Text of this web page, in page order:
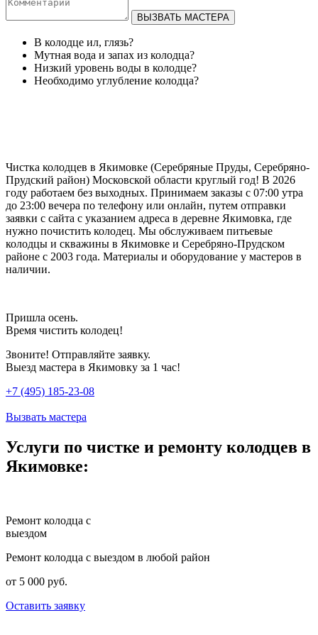
ВЫЗВАТЬ МАСТЕРА
В колодце ил, глязь?
Мутная вода и запах из колодца?
Низкий уровень воды в колодце?
Необходимо углубление колодца?
Чистка колодцев в Якимовке (Серебряные Пруды, Серебряно-
Прудский район) Московской области круглый год! В 2026
году работаем без выходных. Принимаем заказы с 07:00 утра
до 23:00 вечера по телефону или онлайн, путем отправки
заявки с сайта с указанием адреса в деревне Якимовка, где
нужно почистить колодец. Мы обслуживаем питьевые
колодцы и скважины в Якимовке и Серебряно-Прудском
районе с 2003 года. Материалы и оборудование у мастеров в
наличии.
Пришла осень.
Время чистить колодец!
Звоните! Отправляйте заявку.
Выезд мастера в Якимовку за 1 час!
+7 (495) 185-23-08
Вызвать мастера
Услуги по чистке и ремонту колодцев в
Якимовке:
Ремонт колодца с
выездом
Ремонт колодца с выездом в любой район
от 5 000 руб.
Оставить заявку